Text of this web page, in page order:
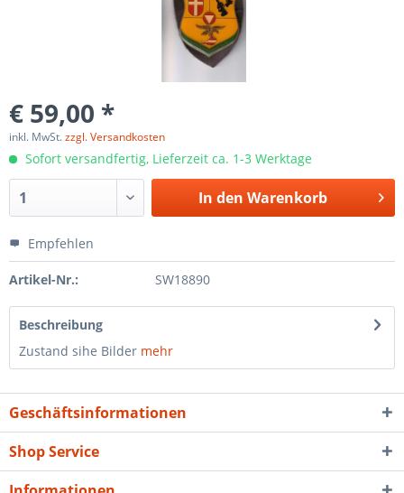
€ 59,00 *
inkl. MwSt.zzgl. Versandkosten
Sofort versandfertig, Lieferzeit ca. 1-3 Werktage
In den Warenkorb
Empfehlen
Artikel-Nr.: SW18890
Beschreibung
Zustand sihe Bilder mehr
Geschäftsinformationen
Shop Service